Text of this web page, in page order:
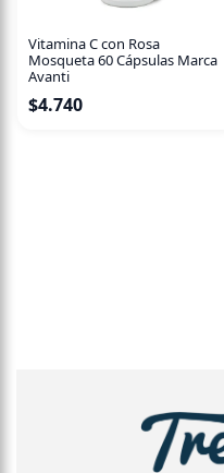
Vitamina C con Rosa
Mosqueta 60 Cápsulas Marca
Avanti
$4.740